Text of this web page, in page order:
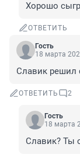
Хорошо
ОТВЕТИТЬ
Гость
18 марта
Славик решил
ОТВЕТИТЬ 2
Гость
18 марта
Славик? Ты